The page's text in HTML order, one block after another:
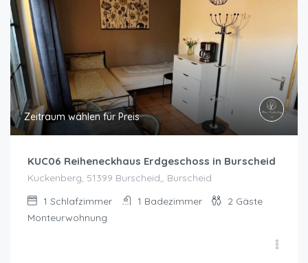
Zeitraum wählen für Preis
KUC06 Reiheneckhaus Erdgeschoss in Burscheid
Kuckenberg, 51399 Burscheid,, Burscheid
1 Schlafzimmer 1 Badezimmer 2 Gäste
Monteurwohnung